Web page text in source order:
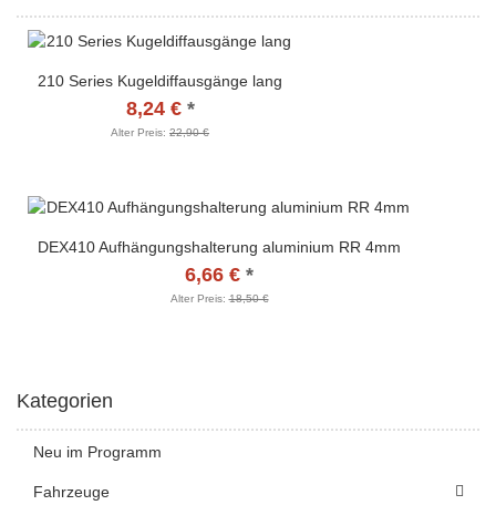
210 Series Kugeldiffausgänge lang
8,24 € *
Alter Preis: 22,90 €
DEX410 Aufhängungshalterung aluminium RR 4mm
6,66 € *
Alter Preis:18,50 €
Kategorien
Neu im Programm
Fahrzeuge